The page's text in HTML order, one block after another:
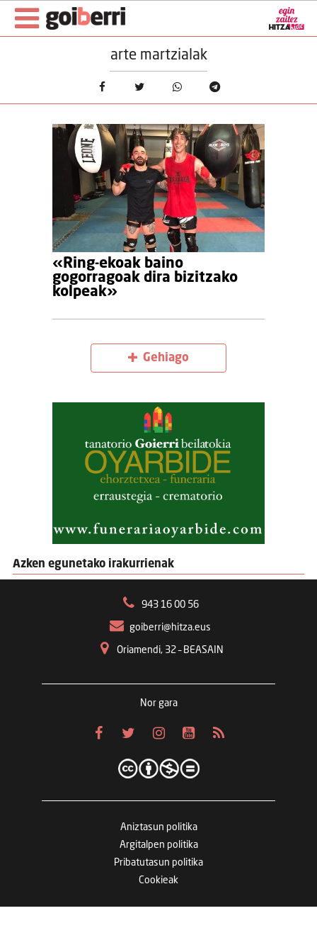
arte martzialak
«Ring-ekoak baino
gogorragoak dira bizitzako
kolpeak»
Gehiago
Azken egunetako irakurrienak
943 16 00 56
goiberri@hitza.eus
Oriamendi, 32 – BEASAIN
Nor gara
Aniztasun politika
Argitalpen politika
Pribatutasun politika
Cookieak